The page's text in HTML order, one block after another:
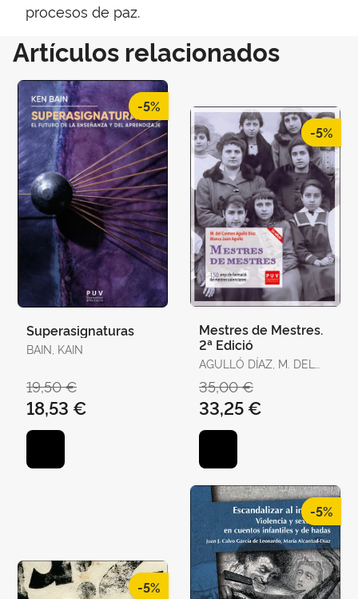
procesos de paz.
Artículos relacionados
-5%
Superasignaturas
BAIN, KAIN
19,50 €
18,53 €
-5%
Mestres de Mestres.
2ª Edició
AGULLÓ DÍAZ, M. DEL
AGULLÓ, BLANCA
35,00 €
33,25 €
-5%
-5%